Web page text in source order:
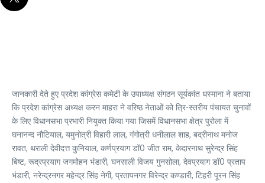
जानकारी देते हुए प्रदेश कांग्रेस कमेटी के उपाध्यक्ष संगठन सूर्यकांत धस्माना ने बताया
कि प्रदेश कांग्रेस अध्यक्ष करन माहरा ने वरिष्ठ नेताओं को त्रि-स्तरीय पंचायत चुनावों
के लिए विधानसभा प्रभारी नियुक्त किया गया जिसमें विधानसभा क्षेत्र पुरोला में
घनानन्द नौटियाल, यमुनोत्री विहारी लाल, गंगोत्री धनीलाल शाह, बद्रीनाथ मनोज
रावत, थराली देवीदत्त कुनियाल, कर्णप्रयाग डॉ0 जीत राम, केदारनाथ सुरेन्द्र सिंह
बिष्ट, रूद्रप्रयाग जगमोहन भंडारी, घनसाली विजय गुनसोला, देवप्रयाग डॉ0 प्रताप
भंडारी, नरेन्द्रनगर महेन्द्र सिंह नेगी, प्रतापनगर विरेन्द्र कण्डारी, टिहरी पूरन सिंह